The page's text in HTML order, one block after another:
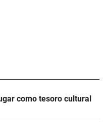
como tesoro cultural